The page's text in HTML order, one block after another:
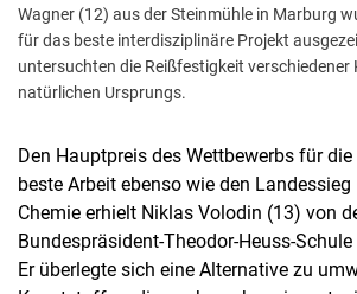
Wagner (12) aus der Steinmühle in Marburg
für das beste interdisziplinäre Projekt
untersuchten die Reißfestigkeit verschiedener
natürlichen Ursprungs.
Den Hauptpreis des Wettbewerbs für
beste Arbeit ebenso wie den
Chemie erhielt Niklas Volodin (13) von
Bundespräsident-Theodor-Heuss-
Er überlegte sich eine Alternative zu